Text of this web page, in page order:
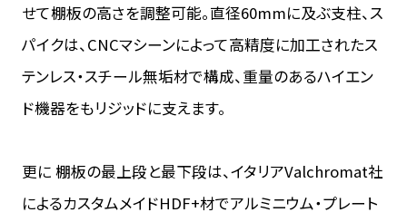
せて棚板の高さを調整可能。直径60mmに及ぶ支柱、ス
パイクは、CNCマシーンによって高精度に加工されたス
テンレス・スチール無垢材で構成、重量のあるハイエン
ド機器をもリジッドに支えます。
更に 棚板の最上段と最下段は、イタリアValchromat社
によるカスタムメイドHDF+材でアルミニウム・プレート